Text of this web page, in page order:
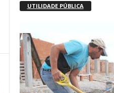
UTILIDADE PÚBLICA